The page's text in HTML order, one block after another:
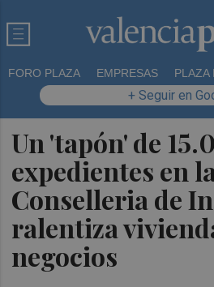
FORO PLAZA EMPRESAS PLAZA
+ Seguir en
Un 'tapón' de
expedientes en
Conselleria de
ralentiza
negocios